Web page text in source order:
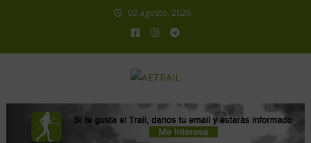
02 agosto, 2026